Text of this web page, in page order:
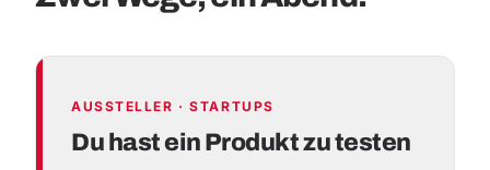
AUSSTELLER · STARTUPS
Du hast ein Produkt zu testen